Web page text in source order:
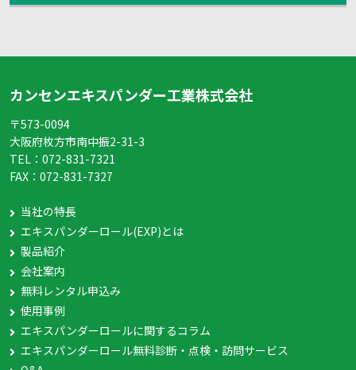
カンセンエキスパンダー工業株式会社
〒573-0094
大阪府枚方市南中振2-31-3
TEL： 072-831-7321
FAX： 072-831-7327
当社の特長
エキスパンダーロール(EXP)とは
製品紹介
会社案内
無料レンタル申込み
使用事例
エキスパンダーロールに関するコラム
エキスパンダーロール無料診断・点検・訪問サービス